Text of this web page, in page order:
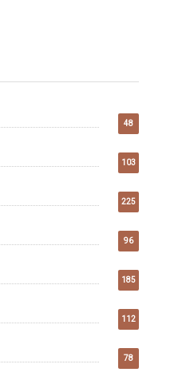
48
103
225
96
185
112
78